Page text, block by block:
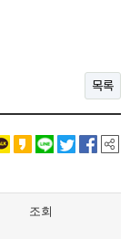
목록
조회